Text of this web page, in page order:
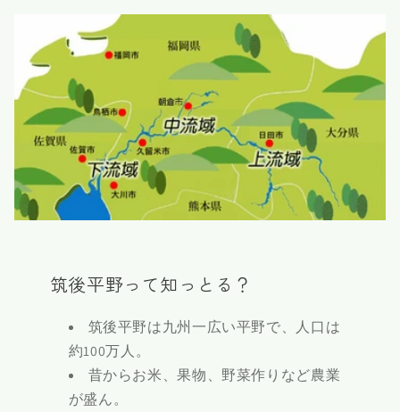
筑後平野って知っとる？
筑後平野は九州一広い平野で、人口は
約100万人。
昔からお米、果物、野菜作りなど農業
が盛ん。